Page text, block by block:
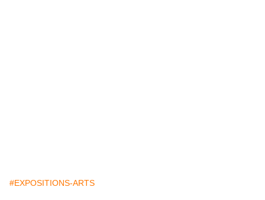
#EXPOSITIONS-ARTS